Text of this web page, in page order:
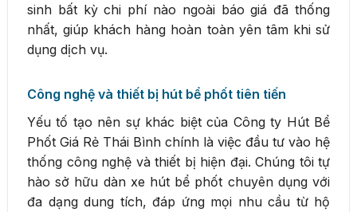
sinh bất kỳ chi phí nào ngoài báo giá đã thống
nhất, giúp khách hàng hoàn toàn yên tâm khi sử
dụng dịch vụ.
Công nghệ và thiết bị hút bể phốt tiên tiến
Yếu tố tạo nên sự khác biệt của Công ty Hút Bể
Phốt Giá Rẻ Thái Bình chính là việc đầu tư vào hệ
thống công nghệ và thiết bị hiện đại. Chúng tôi tự
hào sở hữu dàn xe hút bể phốt chuyên dụng với
đa dạng dung tích, đáp ứng mọi nhu cầu từ hộ